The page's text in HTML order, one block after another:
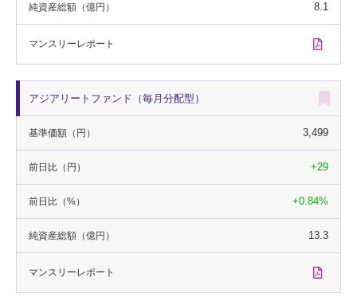
純資産総額 （億円） 8.1
マンスリーレポート
アジアリートファンド（毎月分配型）
基準価額 （円） 3,499
前日比 （円） +29
前日比 （%） +0.84%
純資産総額 （億円） 13.3
マンスリーレポート